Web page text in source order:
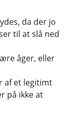
da der jo
til at slå ned
åger, eller
af et legitimt
på ikke at